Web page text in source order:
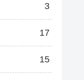
3
17
15